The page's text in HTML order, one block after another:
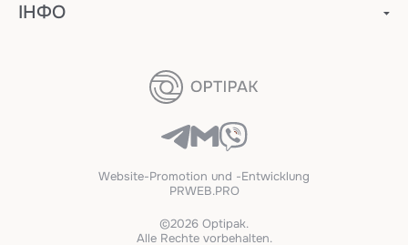
ІНФО
Website-Promotion und -Entwicklung
PRWEB.PRO
©2026 Optipak.
Alle Rechte vorbehalten.